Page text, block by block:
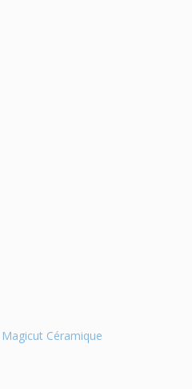
Magicut Céramique